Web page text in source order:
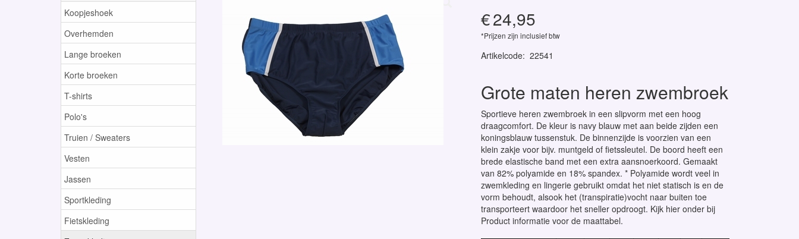
Koopjeshoek
Overhemden
Lange broeken
Korte broeken
T-shirts
Polo's
Truien / Sweaters
Vesten
Jassen
Sportkleding
Fietskleding
€24,95
*Prijzen zijn inclusief btw
Artikelcode: 22541
Grote maten heren zwembroek
Sportieve heren zwembroek in een slipvorm met een hoog
draagcomfort. De kleur is navy blauw met aan beide zijden een
koningsblauw tussenstuk. De binnenzijde is voorzien van een
klein zakje voor bijv. muntgeld of fietssleutel. De boord heeft een
brede elastische band met een extra aansnoerkoord. Gemaakt
van 82% polyamide en 18% spandex. * Polyamide wordt veel in
zwemkleding en lingerie gebruikt omdat het niet statisch is en de
vorm behoudt, alsook het (transpiratie)vocht naar buiten toe
transporteert waardoor het sneller opdroogt. Kijk hier onder bij
Product informatie voor de maattabel.